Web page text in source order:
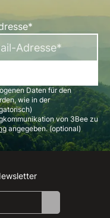
Daten für den
wie in der
von 3Bee zu
angegeben. (optional)